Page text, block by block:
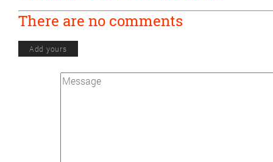
There are no comments
Add yours